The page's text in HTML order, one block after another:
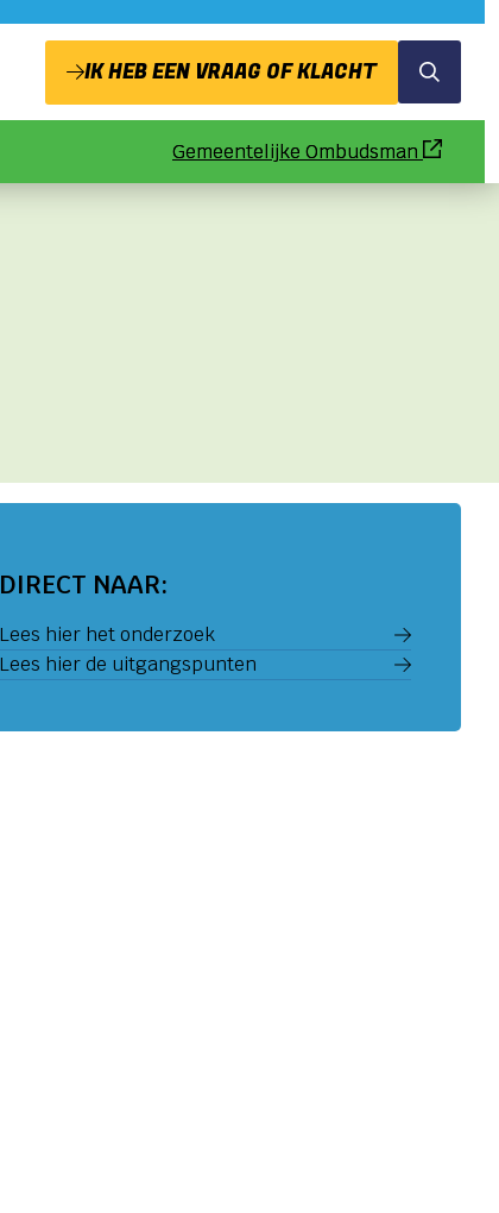
IK HEB EEN VRAAG OF KLACHT
Zoeken
Gemeentelijke Ombudsman
DIRECT NAAR:
Lees hier het onderzoek
Lees hier de uitgangspunten